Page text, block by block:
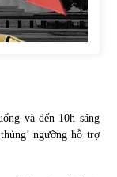
nhiệm của
và đến 10h sáng
ngưỡng hỗ trợ